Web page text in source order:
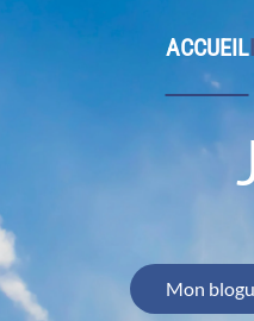
ACCUEIL
Mon